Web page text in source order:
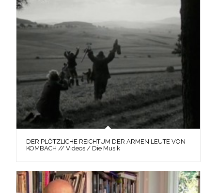
DER PLÖTZLICHE REICHTUM DER ARMEN LEUTE VON
KOMBACH // Videos / Die Musik